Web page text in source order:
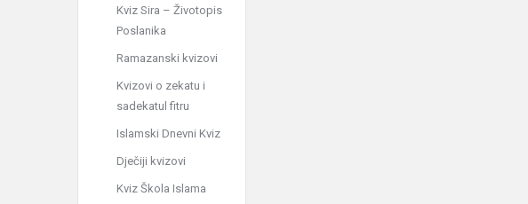
Kviz Sira – Životopis
Poslanika
Ramazanski kvizovi
Kvizovi o zekatu i
sadekatul fitru
Islamski Dnevni Kviz
Dječiji kvizovi
Kviz Škola Islama